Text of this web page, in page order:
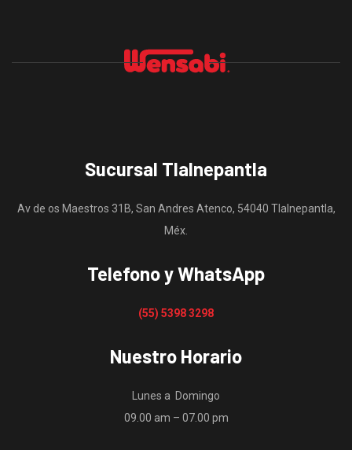
Sucursal Tlalnepantla
Av de os Maestros 31B, San Andres Atenco, 54040 Tlalnepantla,
Méx.
Telefono y WhatsApp
(55) 5398 3298
Nuestro Horario
Lunes a Domingo
09.00 am – 07.00 pm